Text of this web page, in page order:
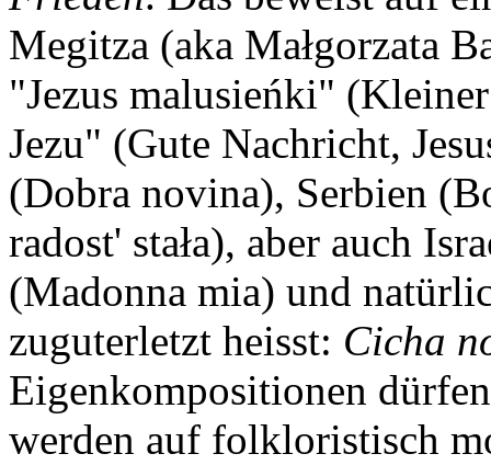
Megitza (aka Małgorzata
"Jezus malusieńki"
Jezu" (Gute Nachricht,
(Dobra novina), Serbien
radost' stała), aber auch
(Madonna mia) und
zuguterletzt heisst: Cicha
Eigenkompositionen
werden auf folkloristisch